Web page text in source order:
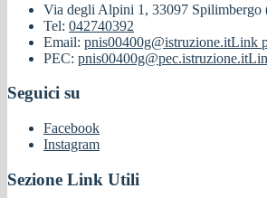
Via degli Alpini 1, 33097 Spilimbergo
Tel: 042740392
Email: pnis00400g@istruzione.itLink
PEC: pnis00400g@pec.istruzione.it
Seguici su
Facebook
Instagram
Sezione Link Utili